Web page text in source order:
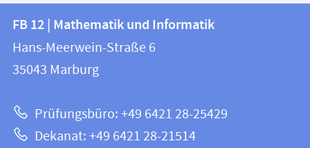
Kontakt
und
Informationen
Website
FB
12
|
und
Informatik
FB 12 | Mathematik und Informatik
Hans-Meerwein-Straße 6
35043 Marburg
Prüfungsbüro: +49 6421 28-25429
Dekanat: +49 6421 28-21514